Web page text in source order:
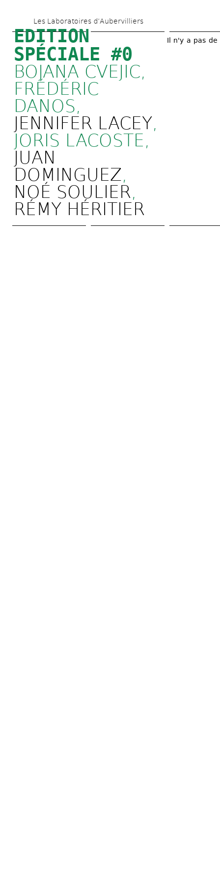
to
main
content
Les Laboratoires d’Aubervilliers
EDITION
SPÉCIALE #0
BOJANA CVEJIC,
FRÉDÉRIC
DANOS,
JENNIFER LACEY,
JORIS LACOSTE,
JUAN
DOMINGUEZ,
NOÉ SOULIER,
RÉMY HÉRITIER
Il n'y a pas de